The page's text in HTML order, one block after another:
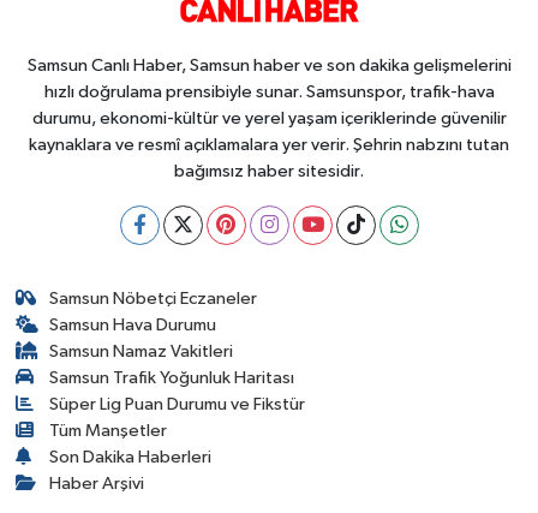
Samsun Canlı Haber, Samsun haber ve son dakika gelişmelerini
hızlı doğrulama prensibiyle sunar. Samsunspor, trafik-hava
durumu, ekonomi-kültür ve yerel yaşam içeriklerinde güvenilir
kaynaklara ve resmî açıklamalara yer verir. Şehrin nabzını tutan
bağımsız haber sitesidir.
Samsun Nöbetçi Eczaneler
Samsun Hava Durumu
Samsun Namaz Vakitleri
Samsun Trafik Yoğunluk Haritası
Süper Lig Puan Durumu ve Fikstür
Tüm Manşetler
Son Dakika Haberleri
Haber Arşivi